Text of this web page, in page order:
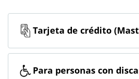
Tarjeta de crédito
Para personas con